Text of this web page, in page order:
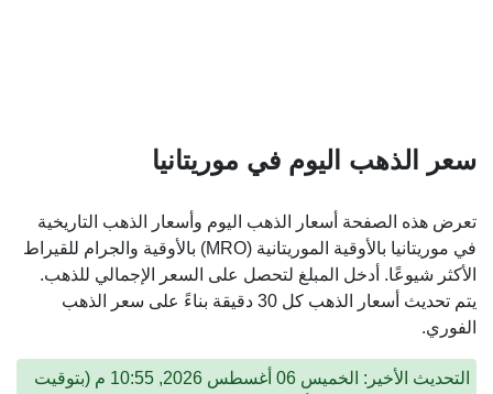
سعر الذهب اليوم في موريتانيا
تعرض هذه الصفحة أسعار الذهب اليوم وأسعار الذهب التاريخية
في موريتانيا بالأوقية الموريتانية (MRO) بالأوقية والجرام للقيراط
الأكثر شيوعًا. أدخل المبلغ لتحصل على السعر الإجمالي للذهب.
يتم تحديث أسعار الذهب كل 30 دقيقة بناءً على سعر الذهب
الفوري.
التحديث الأخير: الخميس 06 أغسطس 2026, 10:55 م (بتوقيت